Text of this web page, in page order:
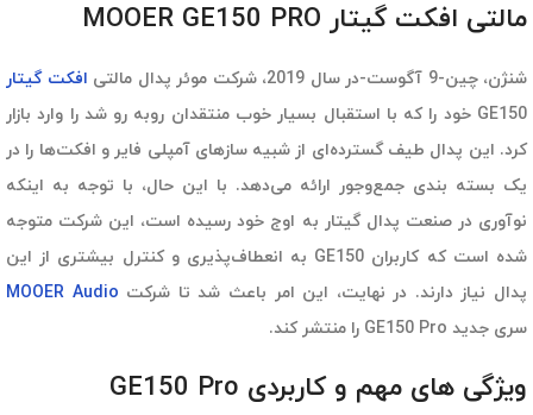
مالتی افکت گیتار MOOER GE150 PRO
شنژن، چین-9 آگوست-در سال 2019، شرکت موئر پدال مالتی
افکت گیتار
GE150 خود را که با استقبال بسیار خوب منتقدان روبه رو شد را وارد بازار
کرد. این پدال طیف گسترده‌ای از شبیه سازهای آمپلی فایر و افکت‌ها را در
یک بسته بندی جمع‌وجور ارائه می‌دهد. با این حال، با توجه به اینکه
نوآوری در صنعت پدال گیتار به اوج خود رسیده است، این شرکت متوجه
شده است که کاربران GE150 به انعطاف‌پذیری و کنترل بیشتری از این
پدال نیاز دارند. در نهایت، این امر باعث شد تا شرکت MOOER Audio
سری جدید GE150 Pro را منتشر کند.
ویژگی های مهم و کاربردی GE150 Pro